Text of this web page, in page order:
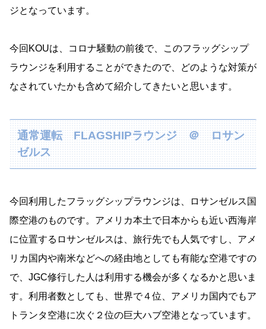
ジとなっています。
今回KOUは、コロナ騒動の前後で、このフラッグシップ
ラウンジを利用することができたので、どのような対策が
なされていたかも含めて紹介してきたいと思います。
通常運転 FLAGSHIPラウンジ ＠ ロサン
ゼルス
今回利用したフラッグシップラウンジは、ロサンゼルス国
際空港のものです。アメリカ本土で日本からも近い西海岸
に位置するロサンゼルスは、旅行先でも人気ですし、アメ
リカ国内や南米などへの経由地としても有能な空港ですの
で、JGC修行した人は利用する機会が多くなるかと思いま
す。利用者数としても、世界で４位、アメリカ国内でもア
トランタ空港に次ぐ２位の巨大ハブ空港となっています。